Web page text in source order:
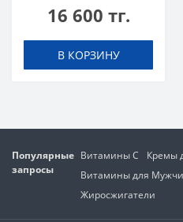
16 600 тг.
В КОРЗИНУ
Популярные
запросы
Витамины C
Кремы
Витамины для
Жиросжигатели